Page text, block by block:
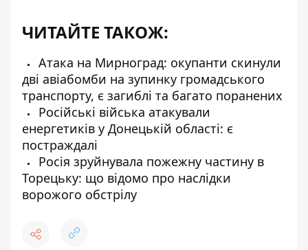
ЧИТАЙТЕ ТАКОЖ:
Атака на Мирноград: окупанти скинули
дві авіабомби на зупинку громадського
транспорту, є загиблі та багато поранених
Російські війська атакували
енергетиків у Донецькій області: є
постраждалі
Росія зруйнувала пожежну частину в
Торецьку: що відомо про наслідки
ворожого обстрілу